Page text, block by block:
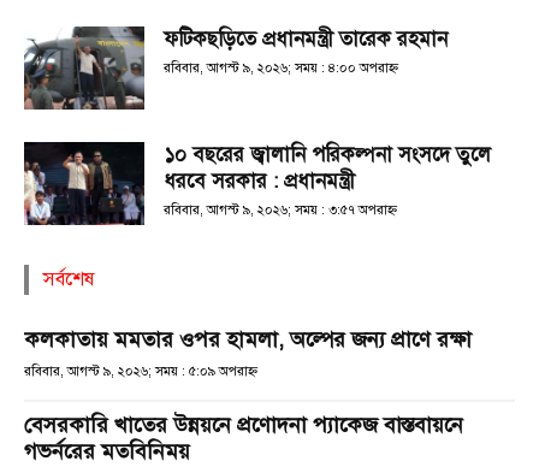
ফটিকছড়িতে প্রধানমন্ত্রী তারেক রহমান
রবিবার, আগস্ট ৯, ২০২৬; সময় : ৪:০০ অপরাহ্ণ
১০ বছরের জ্বালানি পরিকল্পনা সংসদে তুলে
ধরবে সরকার : প্রধানমন্ত্রী
রবিবার, আগস্ট ৯, ২০২৬; সময় : ৩:৫৭ অপরাহ্ণ
সর্বশেষ
কলকাতায় মমতার ওপর হামলা, অল্পের জন্য প্রাণে রক্ষা
রবিবার, আগস্ট ৯, ২০২৬; সময় : ৫:০৯ অপরাহ্ণ
বেসরকারি খাতের উন্নয়নে প্রণোদনা প্যাকেজ বাস্তবায়নে
গভর্নরের মতবিনিময়